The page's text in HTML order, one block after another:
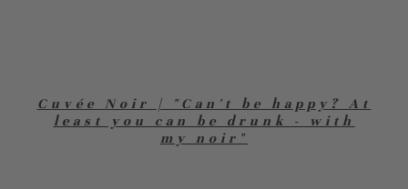
Cuvée Noir | "Can't be happy? At
least you can be drunk - with
my noir"